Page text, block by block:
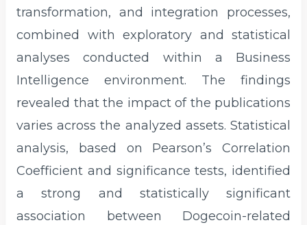
transformation, and integration processes,
combined with exploratory and statistical
analyses conducted within a Business
Intelligence environment. The findings
revealed that the impact of the publications
varies across the analyzed assets. Statistical
analysis, based on Pearson’s Correlation
Coefficient and significance tests, identified
a strong and statistically significant
association between Dogecoin-related